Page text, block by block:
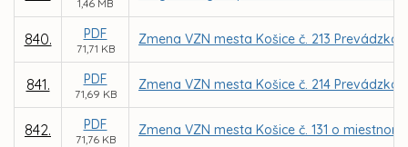
1,46 MB
840. PDF
71,71 KB
Zmena VZN mesta Košice č. 213
841. PDF
71,69 KB
Zmena VZN mesta Košice č. 214
842. PDF
71,76 KB
Zmena VZN mesta Košice č. 131 o